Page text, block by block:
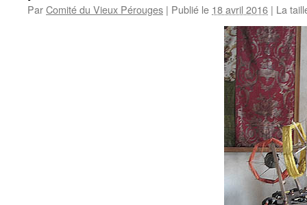
ParComité du Vieux Pérouges | Publié le 18 avril 2016 | La